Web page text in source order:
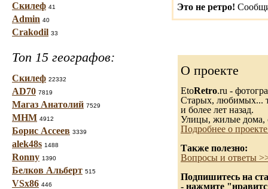
Скилеф 41
Admin 40
Crakodil 33
Топ 15 географов:
Скилеф 22332
AD70 7819
Магаз Анатолий 7529
МНМ 4912
Борис Ассеев 3339
alek48s 1488
Ronny 1390
Белков Альберт 515
VSx86 446
Это не ретро!
О проекте
EtoRetro.ru -
Старых, любимых...
и более лет назад.
Улицы, жилые дома,
Подробнее о
Также полезно:
Вопросы и ответы
Подпишитесь на
- нажмите